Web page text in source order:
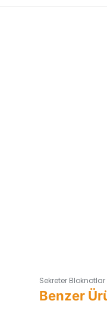
Sekreter Bloknotlar